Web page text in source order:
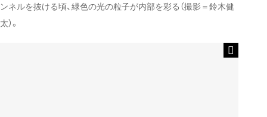
ンネルを抜ける頃、緑色の光の粒子が内部を彩る（撮影＝鈴木健
太）。